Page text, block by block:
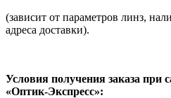
(зависит от параметров линз,
адреса доставки).
Условия получения заказа при
«Оптик-Экспресс»: